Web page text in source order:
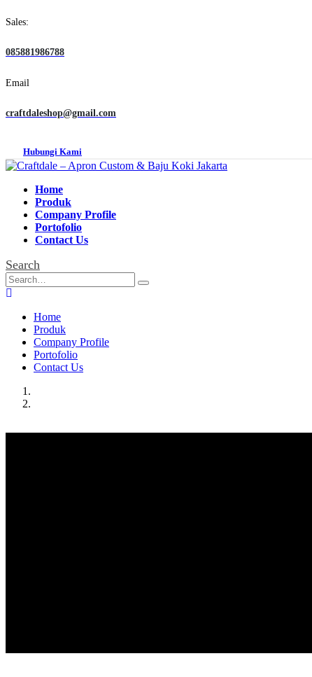
Sales:
085881986788
Email
craftdaleshop@gmail.com
Hubungi Kami
Home
Produk
Company Profile
Portofolio
Contact Us
Search
Home
Produk
Company Profile
Portofolio
Contact Us